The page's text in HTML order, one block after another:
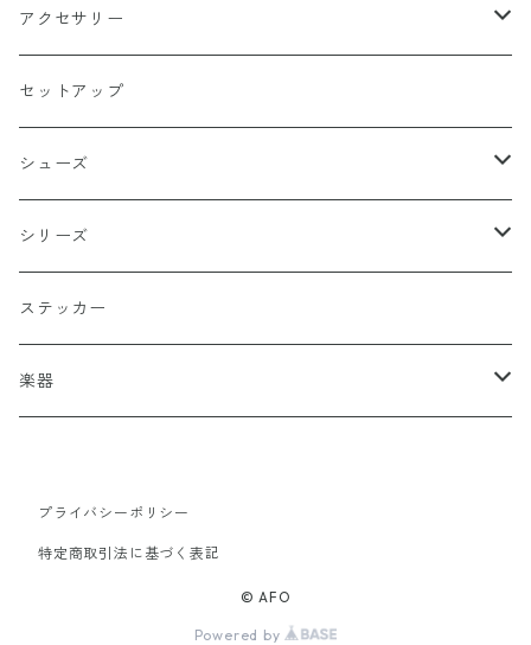
グリーン
ベージュ
チャコール
ホワイト
イエロー
オレンジ
ブラウン
バッターマン（野球）
ホラー
ペンタグラム
楯型
スポーツ
国旗
十字（クロス）
和柄
アクセサリー
ペンダント
ブレスレッド
セットアップ
シューズ
DADA
シリーズ
阿修羅
DEATH ANGEL
2FACE（TWO FACE）
ステッカー
楽器
レスポール
プライバシーポリシー
特定商取引法に基づく表記
© AFO
Powered by